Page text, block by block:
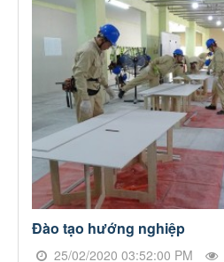
Đào tạo hướng nghiệp
25/02/2020 03:52:00 PM